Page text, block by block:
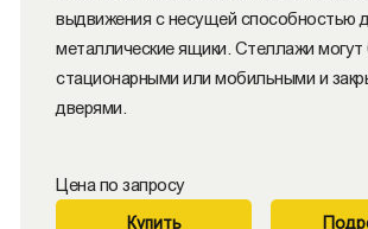
выдвижения с несущей способностью
металлические ящики. Стеллажи могут
стационарными или мобильными и
дверями.
Цена по запросу
Купить